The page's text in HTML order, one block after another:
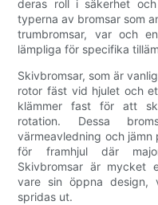
deras roll i säkerhet
typerna av bromsar som
trumbromsar, var och
lämpliga för specifika
Skivbromsar, som är
rotor fäst vid hjulet och
klämmer fast för att
rotation. Dessa
värmeavledning och
för framhjul där
Skivbromsar är mycket
vare sin öppna
spridas ut.